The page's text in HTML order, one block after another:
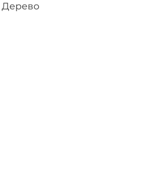
Дерево